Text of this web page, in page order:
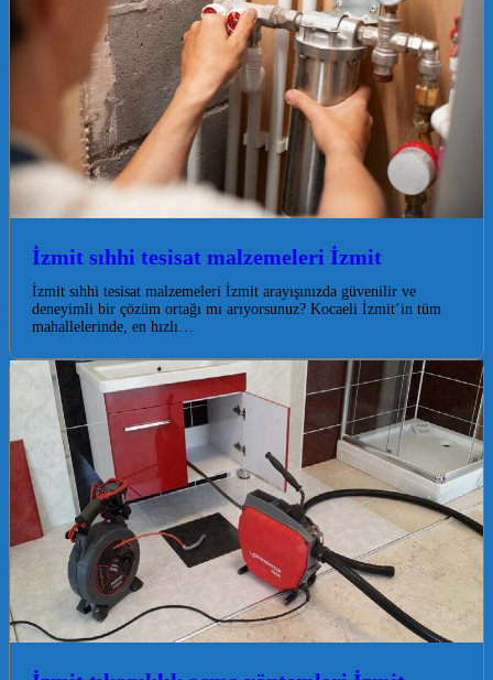
İzmit sıhhi tesisat malzemeleri İzmit
İzmit sıhhi tesisat malzemeleri İzmit arayışınızda güvenilir ve
deneyimli bir çözüm ortağı mı arıyorsunuz? Kocaeli İzmit’in tüm
mahallelerinde, en hızlı…